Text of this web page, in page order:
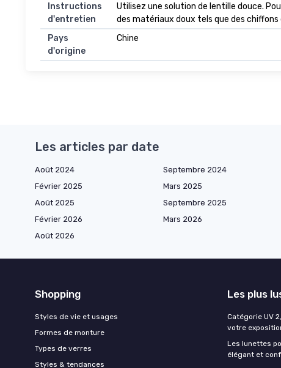
Instructions
d'entretien
Utilisez une solution de lentille douce.
des matériaux doux tels que des
Pays
d'origine
Chine
Les articles par date
Août 2024 Septembre 2024
Février 2025
Mars 2025
Août 2025
Septembre 2025
Février 2026
Mars 2026
Août 2026
Shopping
Styles de vie et usages
Formes de monture
Types de verres
Styles & tendances
Les plus
Catégorie UV
votre
Les lunettes
élégant et